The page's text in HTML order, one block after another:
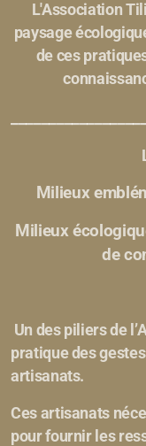
L'Association
paysage
de ces
Milieux
Milieux
de
Un des piliers de
pratique des
artisanats.
Ces artisanats
pour fournir les